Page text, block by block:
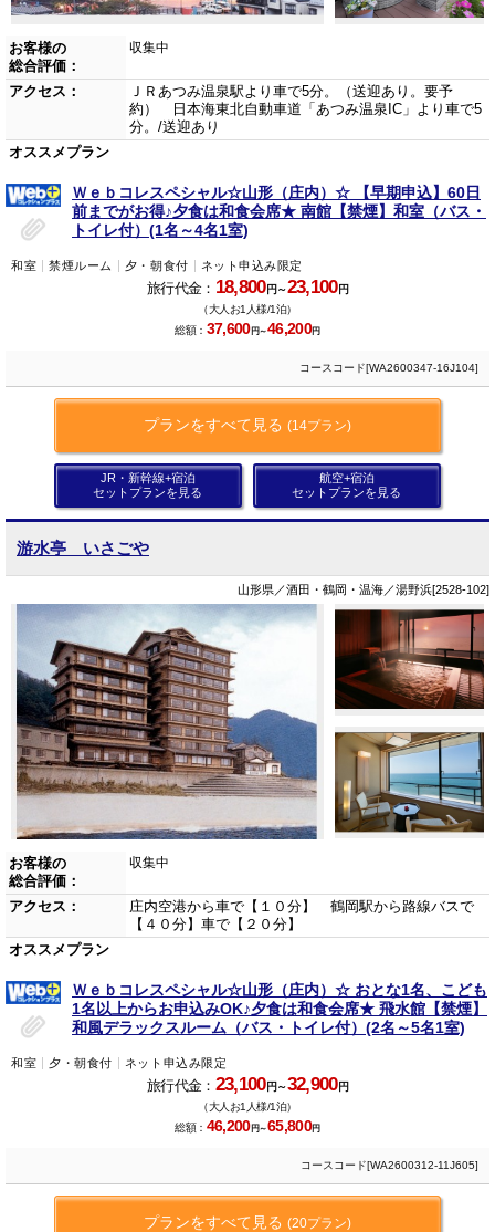
お客様の
総合評価：
収集中
アクセス：
ＪＲあつみ温泉駅より車で5分。（送迎あり。要予
約） 日本海東北自動車道「あつみ温泉IC」より車で5
分。/送迎あり
オススメプラン
Ｗｅｂコレスペシャル☆山形（庄内）☆ 【早期申込】60日
前までがお得♪夕食は和食会席★ 南館【禁煙】和室（バス・
トイレ付）(1名～4名1室)
和室 禁煙ルーム 夕・朝食付 ネット申込み限定
旅行代金： 18,800円～23,100円
（大人お1人様/1泊）
総額： 37,600円～46,200円
コースコード[WA2600347-16J104]
プランをすべて見る (14プラン)
JR・新幹線+宿泊
セットプランを見る
航空+宿泊
セットプランを見る
游水亭 いさごや
山形県／酒田・鶴岡・温海／湯野浜[2528-102]
お客様の
総合評価：
収集中
アクセス：
庄内空港から車で【１０分】 鶴岡駅から路線バスで
【４０分】車で【２０分】
オススメプラン
Ｗｅｂコレスペシャル☆山形（庄内）☆ おとな1名、こども
1名以上からお申込みOK♪夕食は和食会席★ 飛水館【禁煙】
和風デラックスルーム（バス・トイレ付）(2名～5名1室)
和室 夕・朝食付 ネット申込み限定
旅行代金： 23,100円～32,900円
（大人お1人様/1泊）
総額： 46,200円～65,800円
コースコード[WA2600312-11J605]
プランをすべて見る (20プラン)